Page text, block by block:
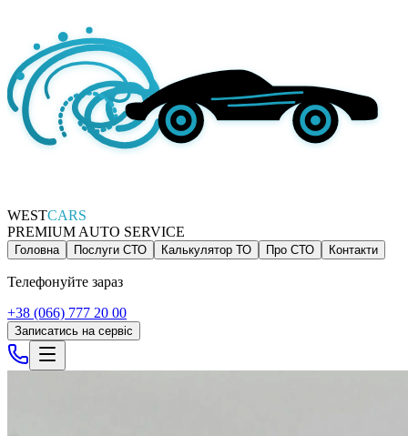
WESTCARS
PREMIUM AUTO SERVICE
Головна Послуги СТО Калькулятор ТО Про СТО Контакти
Телефонуйте зараз
+38 (066) 777 20 00
Записатись на сервіс